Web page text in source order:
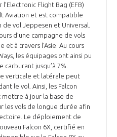
Flight Bag (EFB)
Aviation et est compatible
vol Jeppesen et Universal.
d’une campagne de vols
et à travers l’Asie. Au cours
les équipages ont ainsi pu
jusqu’à 7%.
verticale et latérale peut
le vol. Ainsi, les Falcon
mettre à jour la base de
les vols de longue durée afin
Le déploiement de
Falcon 6X, certifié en